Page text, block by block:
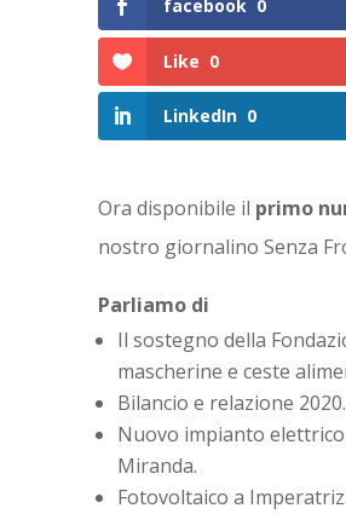
facebook 0
Like 0
LinkedIn 0
Ora disponibile il primo
nostro giornalino Senza
Parliamo di
Il sostegno della
mascherine e ceste
Bilancio e relazione 2020.
Nuovo impianto
Miranda.
Fotovoltaico a Imperatriz.